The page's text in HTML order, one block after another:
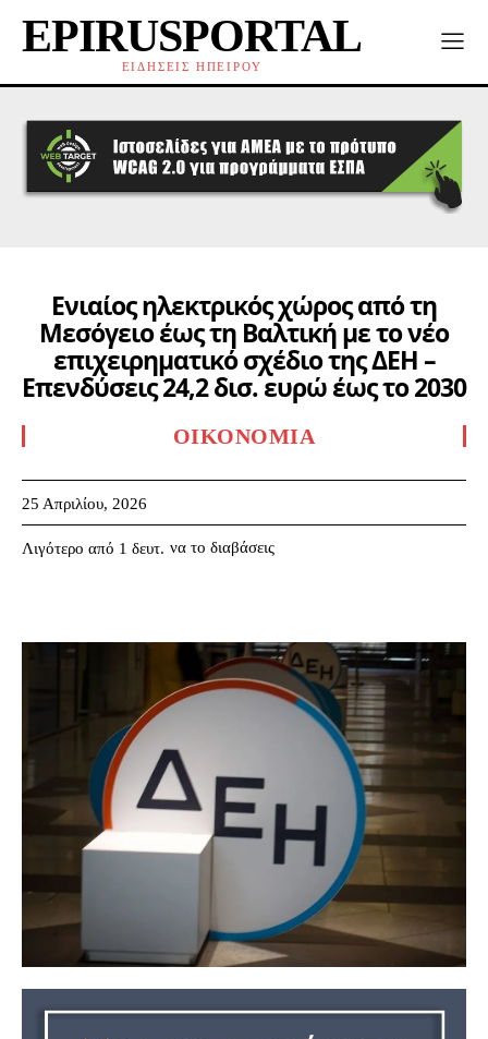
EPIRUSPORTAL
ΕΙΔΗΣΕΙΣ ΗΠΕΙΡΟΥ
Ενιαίος ηλεκτρικός χώρος από τη
Μεσόγειο έως τη Βαλτική με το νέο
επιχειρηματικό σχέδιο της ΔΕΗ –
Επενδύσεις 24,2 δισ. ευρώ έως το 2030
ΟΙΚΟΝΟΜΊΑ
25 Απριλίου, 2026
Λιγότερο από 1 δευτ. να το διαβάσεις